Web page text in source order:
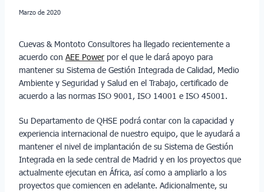
marzo de 2020
Cuevas & Montoto Consultores ha llegado recientemente a
acuerdo con AEE Power por el que le dará apoyo para
mantener su Sistema de Gestión Integrada de Calidad, Medio
Ambiente y Seguridad y Salud en el Trabajo, certificado de
acuerdo a las normas ISO 9001, ISO 14001 e ISO 45001.
Su Departamento de QHSE podrá contar con la capacidad y
experiencia internacional de nuestro equipo, que le ayudará a
mantener el nivel de implantación de su Sistema de Gestión
Integrada en la sede central de Madrid y en los proyectos que
actualmente ejecutan en África, así como a ampliarlo a los
proyectos que comiencen en adelante. Adicionalmente, su